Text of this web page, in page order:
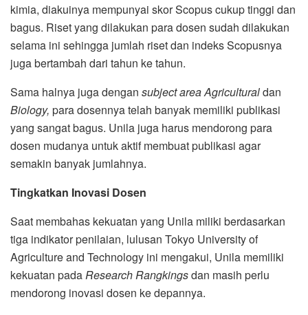
kimia, diakuinya mempunyai skor Scopus cukup tinggi dan
bagus. Riset yang dilakukan para dosen sudah dilakukan
selama ini sehingga jumlah riset dan indeks Scopusnya
juga bertambah dari tahun ke tahun.
Sama halnya juga dengan subject area Agriculturaldan
Biology, para dosennya telah banyak memiliki publikasi
yang sangat bagus. Unila juga harus mendorong para
dosen mudanya untuk aktif membuat publikasi agar
semakin banyak jumlahnya.
Tingkatkan Inovasi Dosen
Saat membahas kekuatan yang Unila miliki berdasarkan
tiga indikator penilaian, lulusan Tokyo University of
Agriculture and Technology ini mengakui, Unila memiliki
kekuatan padaResearch Rangkingsdan masih perlu
mendorong inovasi dosen ke depannya.